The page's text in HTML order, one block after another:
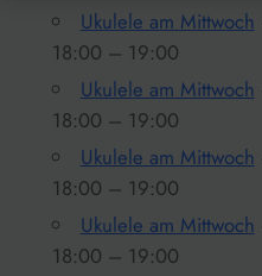
Ukulele am Mittwoch
18:00 – 19:00
Ukulele am Mittwoch
18:00 – 19:00
Ukulele am Mittwoch
18:00 – 19:00
Ukulele am Mittwoch
18:00 – 19:00